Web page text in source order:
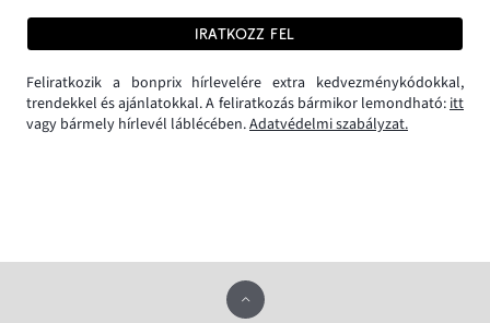
IRATKOZZ FEL
Feliratkozik a bonprix hírlevelére extra kedvezménykódokkal,
trendekkel és ajánlatokkal. A feliratkozás bármikor lemondható:itt
vagy bármely hírlevél láblécében.Adatvédelmi szabályzat.